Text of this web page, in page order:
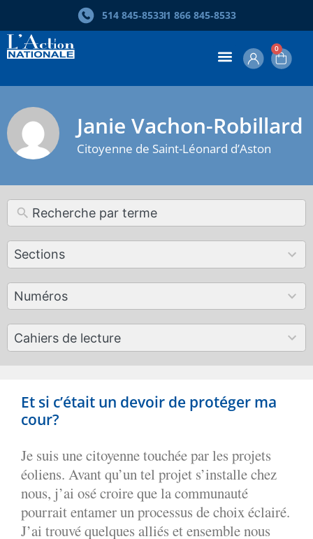
514 845‑85331 866 845‑8533
0
Janie Vachon-Robillard
Citoyenne de Saint-Léonard d’Aston
Sections
12
results
Numéros
179
results
Cahiers de lecture
50
results
Et si c’était un devoir de protéger ma
cour?
Je suis une citoyenne touchée par les projets
éoliens. Avant qu’un tel projet s’installe chez
nous, j’ai osé croire que la communauté
pourrait entamer un processus de choix éclairé.
J’ai trouvé quelques alliés et ensemble nous